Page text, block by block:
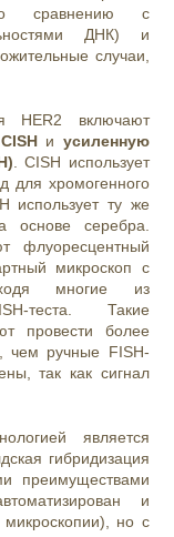
сравнению с
ДНК) и
случаи,
HER2 включают
и усиленную
. CISH использует
для хромогенного
использует ту же
основе серебра.
флуоресцентный
микроскоп с
многие из
теста. Такие
провести более
чем ручные FISH-
так как сигнал
является
гибридизация
преимуществами
и
но с